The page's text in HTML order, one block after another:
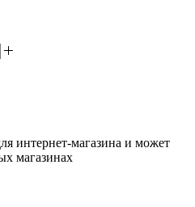
интернет-магазина и может
магазинах